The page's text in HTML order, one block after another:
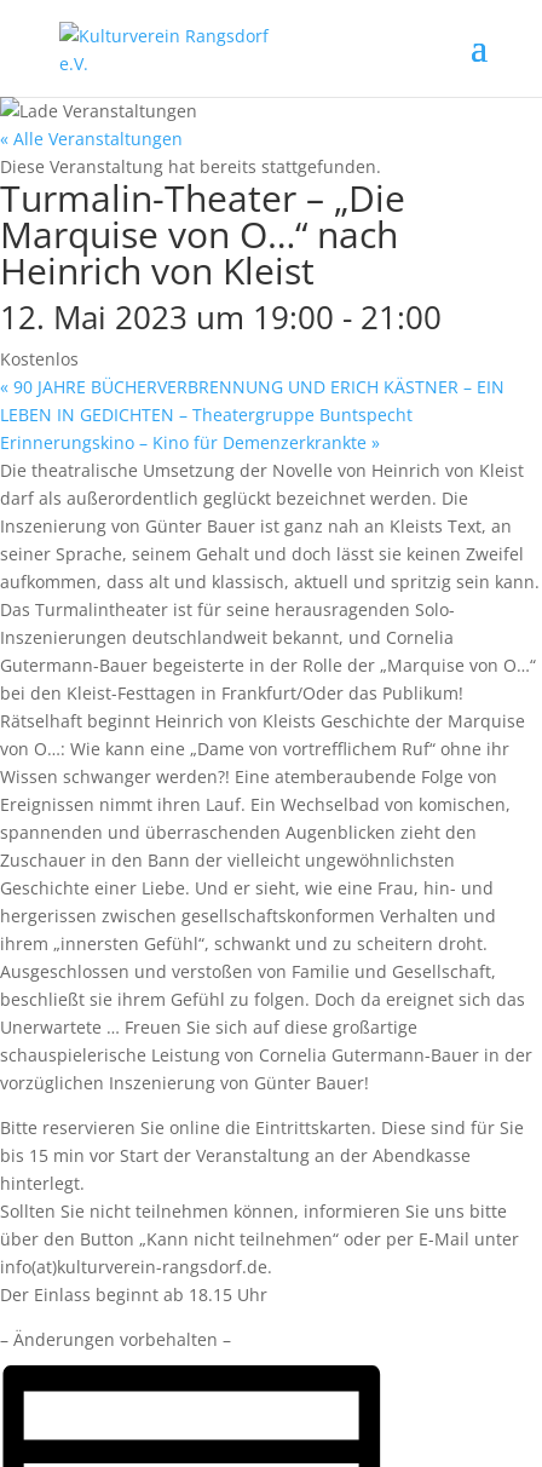
« Alle Veranstaltungen
Diese Veranstaltung hat bereits stattgefunden.
Turmalin-Theater – „Die
Marquise von O…“ nach
Heinrich von Kleist
12. Mai 2023 um 19:00 - 21:00
Kostenlos
« 90 JAHRE BÜCHERVERBRENNUNG UND ERICH KÄSTNER – EIN
LEBEN IN GEDICHTEN – Theatergruppe Buntspecht
Erinnerungskino – Kino für Demenzerkrankte »
Die theatralische Umsetzung der Novelle von Heinrich von Kleist
darf als außerordentlich geglückt bezeichnet werden. Die
Inszenierung von Günter Bauer ist ganz nah an Kleists Text, an
seiner Sprache, seinem Gehalt und doch lässt sie keinen Zweifel
aufkommen, dass alt und klassisch, aktuell und spritzig sein kann.
Das Turmalintheater ist für seine herausragenden Solo-
Inszenierungen deutschlandweit bekannt, und Cornelia
Gutermann-Bauer begeisterte in der Rolle der „Marquise von O…“
bei den Kleist-Festtagen in Frankfurt/Oder das Publikum!
Rätselhaft beginnt Heinrich von Kleists Geschichte der Marquise
von O…: Wie kann eine „Dame von vortrefflichem Ruf“ ohne ihr
Wissen schwanger werden?! Eine atemberaubende Folge von
Ereignissen nimmt ihren Lauf. Ein Wechselbad von komischen,
spannenden und überraschenden Augenblicken zieht den
Zuschauer in den Bann der vielleicht ungewöhnlichsten
Geschichte einer Liebe. Und er sieht, wie eine Frau, hin- und
hergerissen zwischen gesellschaftskonformen Verhalten und
ihrem „innersten Gefühl“, schwankt und zu scheitern droht.
Ausgeschlossen und verstoßen von Familie und Gesellschaft,
beschließt sie ihrem Gefühl zu folgen. Doch da ereignet sich das
Unerwartete … Freuen Sie sich auf diese großartige
schauspielerische Leistung von Cornelia Gutermann-Bauer in der
vorzüglichen Inszenierung von Günter Bauer!
Bitte reservieren Sie online die Eintrittskarten. Diese sind für Sie
bis 15 min vor Start der Veranstaltung an der Abendkasse
hinterlegt.
Sollten Sie nicht teilnehmen können, informieren Sie uns bitte
über den Button „Kann nicht teilnehmen“ oder per E-Mail unter
info(at)kulturverein-rangsdorf.de.
Der Einlass beginnt ab 18.15 Uhr
– Änderungen vorbehalten –